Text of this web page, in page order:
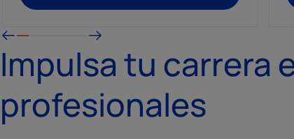
Impulsa tu carrera
profesionales